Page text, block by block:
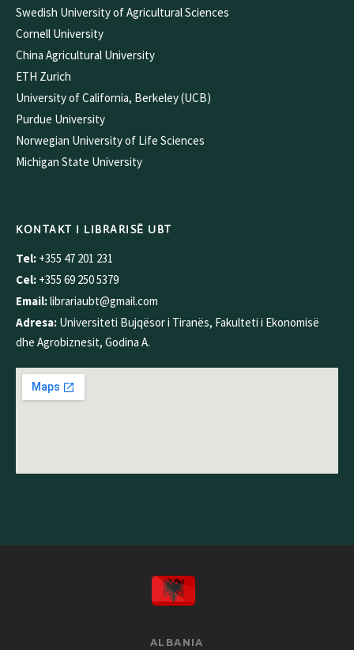
Swedish University of Agricultural Sciences
Cornell University
China Agricultural University
ETH Zurich
University of California, Berkeley (UCB)
Purdue University
Norwegian University of Life Sciences
Michigan State University
KONTAKT I LIBRARISË UBT
Tel: +355 47 201 231
Cel: +355 69 250 5379
Email:librariaubt@gmail.com
Adresa: Universiteti Bujqësor i Tiranës, Fakulteti i Ekonomisë
dhe Agrobiznesit, Godina A.
ALBANIA